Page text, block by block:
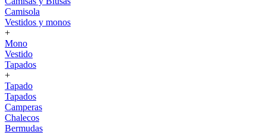
Camisola
Vestidos y monos
+
Mono
Vestido
Tapados
+
Tapado
Tapados
Camperas
Chalecos
Bermudas